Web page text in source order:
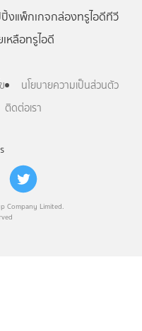
Company Limited.
งแพ็กเกจกล่องทรูไอดีทีวี
หลือทรูไอดี
นโยบายความเป็นส่วนตัว
ติดต่อเรา